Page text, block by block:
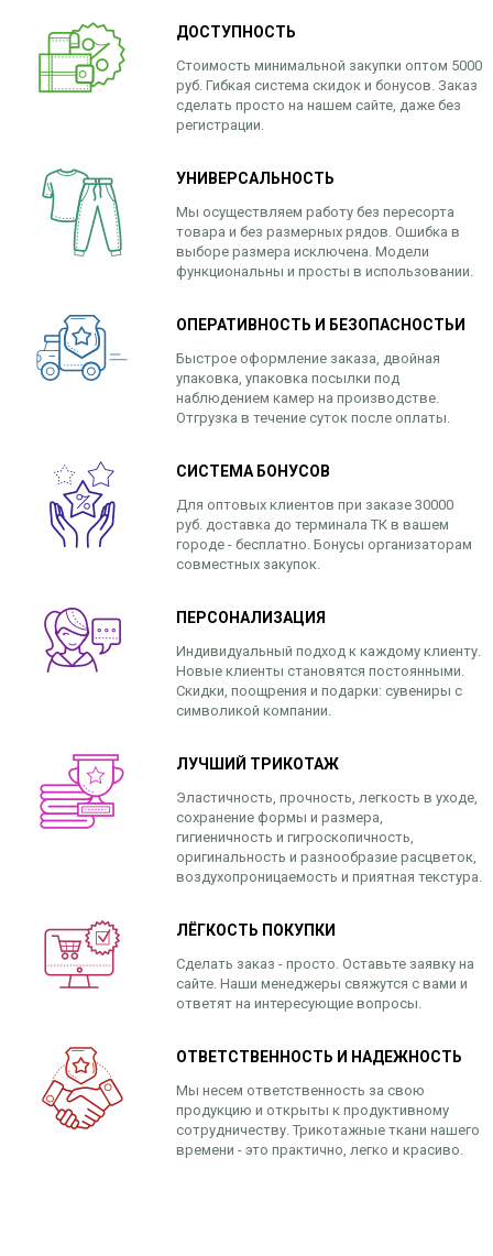
ДОСТУПНОСТЬ
Стоимость минимальной закупки оптом 5000
руб. Гибкая система скидок и бонусов. Заказ
сделать просто на нашем сайте, даже без
регистрации.
УНИВЕРСАЛЬНОСТЬ
Мы осуществляем работу без пересорта
товара и без размерных рядов. Ошибка в
выборе размера исключена. Модели
функциональны и просты в использовании.
ОПЕРАТИВНОСТЬ И БЕЗОПАСНОСТЬИ
Быстрое оформление заказа, двойная
упаковка, упаковка посылки под
наблюдением камер на производстве.
Отгрузка в течение суток после оплаты.
СИСТЕМА БОНУСОВ
Для оптовых клиентов при заказе 30000
руб. доставка до терминала ТК в вашем
городе - бесплатно. Бонусы организаторам
совместных закупок.
ПЕРСОНАЛИЗАЦИЯ
Индивидуальный подход к каждому клиенту.
Новые клиенты становятся постоянными.
Скидки, поощрения и подарки: сувениры с
символикой компании.
ЛУЧШИЙ ТРИКОТАЖ
Эластичность, прочность, легкость в уходе,
сохранение формы и размера,
гигиеничность и гигроскопичность,
оригинальность и разнообразие расцветок,
воздухопроницаемость и приятная текстура.
ЛЁГКОСТЬ ПОКУПКИ
Сделать заказ - просто. Оставьте заявку на
сайте. Наши менеджеры свяжутся с вами и
ответят на интересующие вопросы.
ОТВЕТСТВЕННОСТЬ И НАДЕЖНОСТЬ
Мы несем ответственность за свою
продукцию и открыты к продуктивному
сотрудничеству. Трикотажные ткани нашего
времени - это практично, легко и красиво.